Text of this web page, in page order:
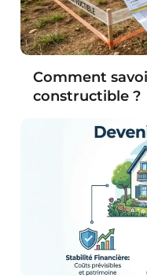
Comment
constructible ?